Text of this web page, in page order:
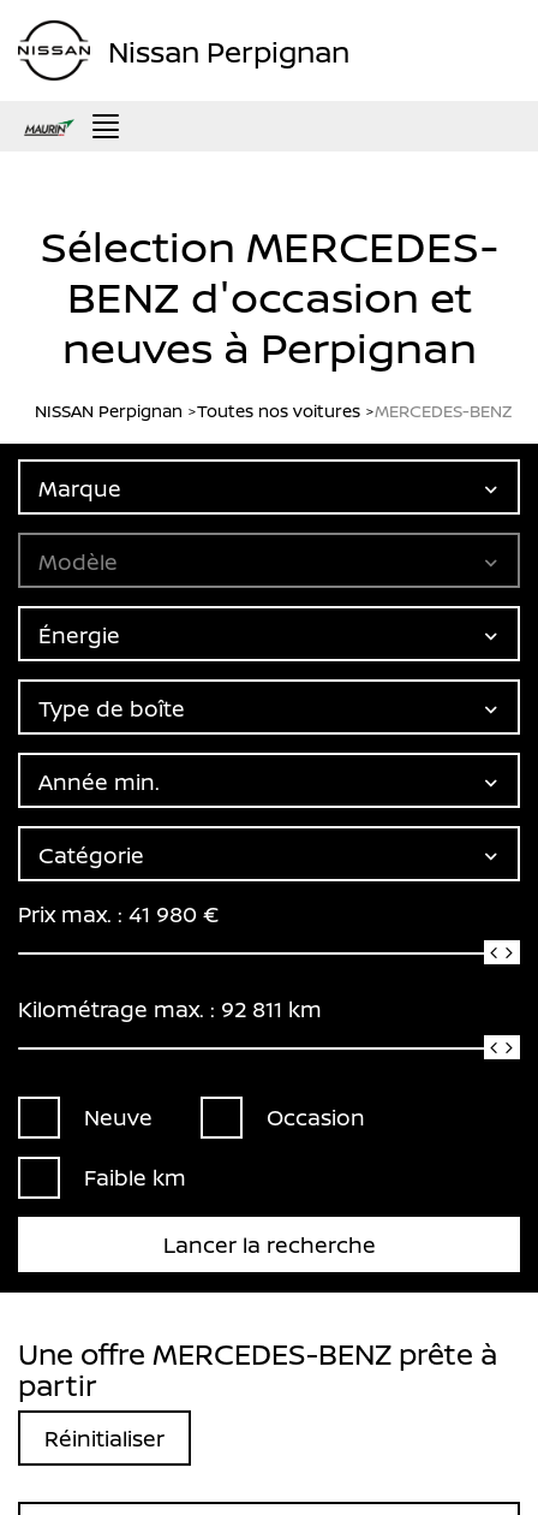
Nissan Perpignan
Menu
Sélection MERCEDES-
BENZ d'occasion et
neuves à Perpignan
NISSAN Perpignan Toutes nos voitures MERCEDES-BENZ
Marque
Modèle
Énergie
Type de boîte
Année min.
Catégorie
Prix max. : 41 980 €
Kilométrage max. : 92 811 km
Neuve Occasion
Faible km
Lancer la recherche
Une offre MERCEDES-BENZ prête à
partir
Réinitialiser